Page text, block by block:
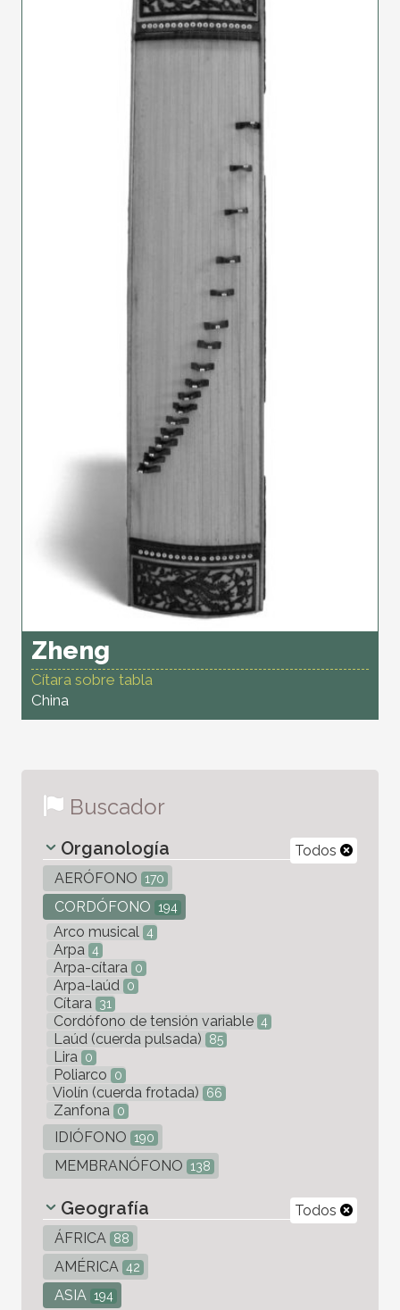
Zheng
Cítara sobre tabla
China
Buscador
Todos
Organología
AERÓFONO 170
CORDÓFONO 194
Arco musical 4
Arpa 4
Arpa-cítara 0
Arpa-laúd 0
Cítara 31
Cordófono de tensión variable 4
Laúd (cuerda pulsada) 85
Lira 0
Poliarco 0
Violín (cuerda frotada) 66
Zanfona 0
IDIÓFONO 190
MEMBRANÓFONO 138
Todos
Geografía
ÁFRICA 88
AMÉRICA 42
ASIA 194